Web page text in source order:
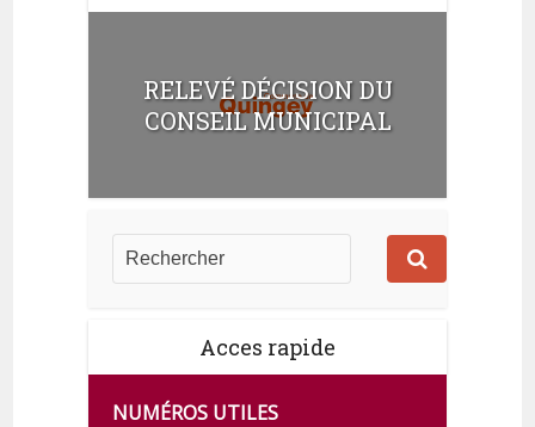
RELEVÉ DÉCISION DU
CONSEIL MUNICIPAL
Acces rapide
NUMÉROS UTILES